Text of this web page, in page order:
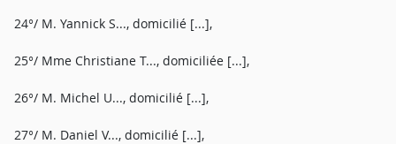
24°/ M. Yannick S..., domicilié [...],
25°/ Mme Christiane T..., domiciliée [...],
26°/ M. Michel U..., domicilié [...],
27°/ M. Daniel V..., domicilié [...],